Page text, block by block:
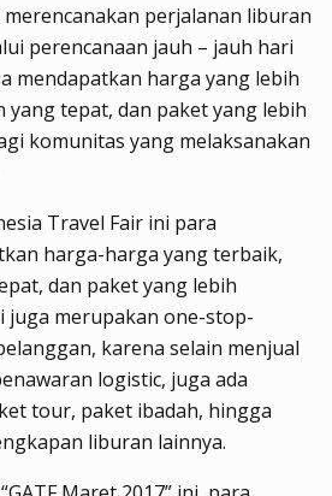
merencanakan perjalanan liburan
perencanaan jauh – jauh hari
mendapatkan harga yang lebih
tepat, dan paket yang lebih
komunitas yang melaksanakan
Travel Fair ini para
harga-harga yang terbaik,
dan paket yang lebih
juga merupakan one-stop-
karena selain menjual
logistic, juga ada
tour, paket ibadah, hingga
liburan lainnya.